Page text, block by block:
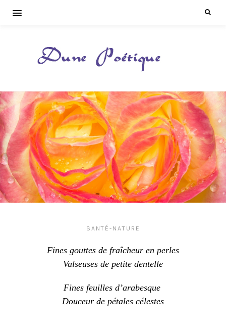
SANTÉ-NATURE
Fines gouttes de fraîcheur en perles
Valseuses de petite dentelle
Fines feuilles d’arabesque
Douceur de pétales célestes